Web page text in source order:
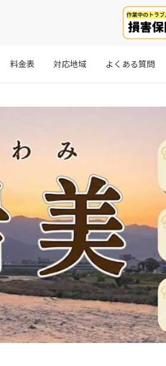
料金表 対応地域 よくある質問